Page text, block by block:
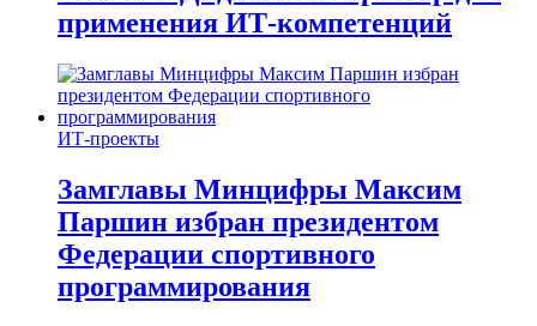
применения ИТ-компетенций
ИТ-проекты
Замглавы Минцифры Максим
Паршин избран президентом
Федерации спортивного
программирования